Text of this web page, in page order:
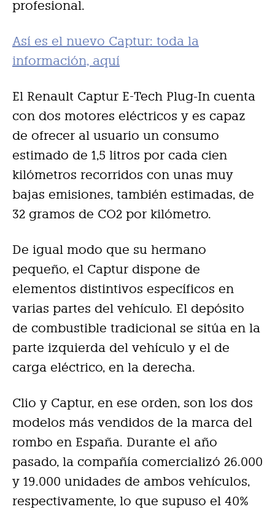
profesional.
Así es el nuevo Captur: toda la
información, aquí
El Renault Captur E-Tech Plug-In cuenta
con dos motores eléctricos y es capaz
de ofrecer al usuario un consumo
estimado de 1,5 litros por cada cien
kilómetros recorridos con unas muy
bajas emisiones, también estimadas, de
32 gramos de CO2 por kilómetro.
De igual modo que su hermano
pequeño, el Captur dispone de
elementos distintivos específicos en
varias partes del vehículo. El depósito
de combustible tradicional se sitúa en la
parte izquierda del vehículo y el de
carga eléctrico, en la derecha.
Clio y Captur, en ese orden, son los dos
modelos más vendidos de la marca del
rombo en España. Durante el año
pasado, la compañía comercializó 26.000
y 19.000 unidades de ambos vehículos,
respectivamente, lo que supuso el 40%